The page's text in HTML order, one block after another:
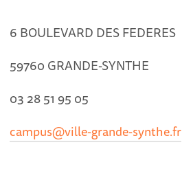
6 BOULEVARD DES FEDERES
59760 GRANDE-SYNTHE
03 28 51 95 05
campus@ville-grande-synthe.fr